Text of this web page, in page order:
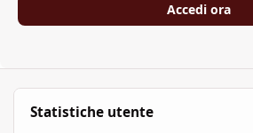
Accedi ora
Statistiche utente